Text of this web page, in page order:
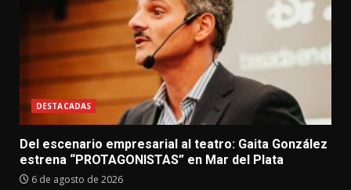
DESTACADAS
Del escenario empresarial al teatro: Gaita González
estrena “PROTAGONISTAS” en Mar del Plata
6 de agosto de 2026